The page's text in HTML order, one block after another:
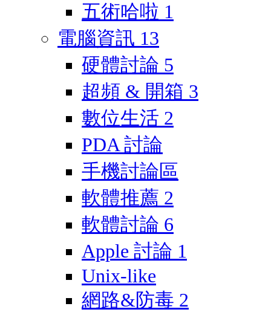
五術哈啦 1
電腦資訊 13
硬體討論 5
超頻 & 開箱 3
數位生活 2
PDA 討論
手機討論區
軟體推薦 2
軟體討論 6
Apple 討論 1
Unix-like
網路&防毒 2